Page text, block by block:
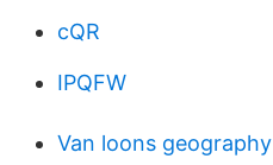
cQR
IPQFW
Van loons geography